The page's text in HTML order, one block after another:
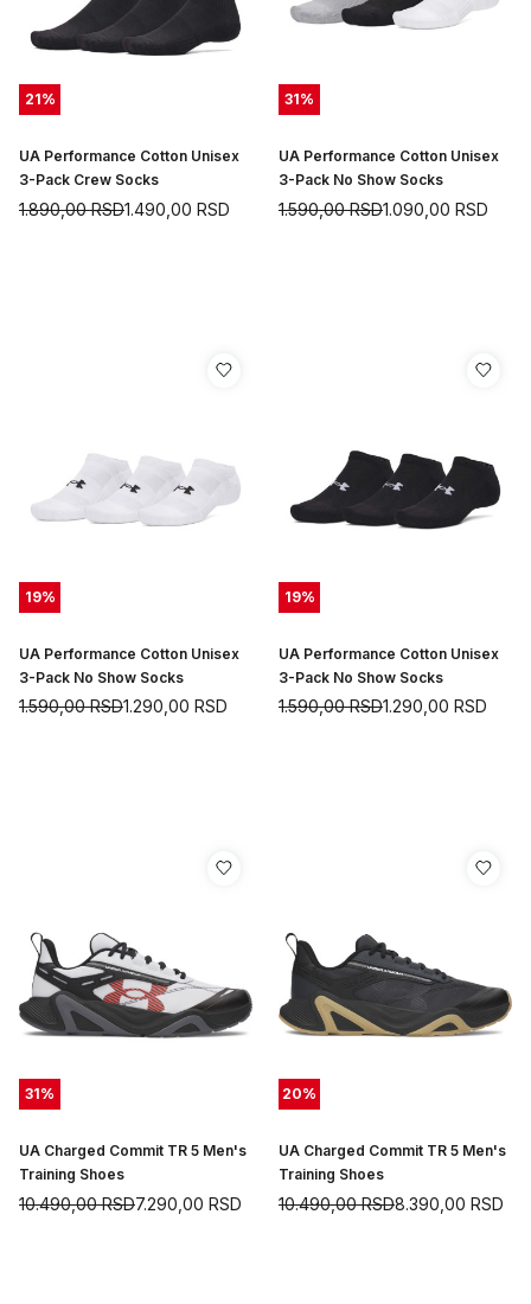
21%
UA Performance Cotton Unisex
3-Pack Crew Socks
1.490,00 RSD
1.890,00RSD
31%
UA Performance Cotton Unisex
3-Pack No Show Socks
1.090,00 RSD
1.590,00RSD
19%
UA Performance Cotton Unisex
3-Pack No Show Socks
1.290,00 RSD
1.590,00RSD
19%
UA Performance Cotton Unisex
3-Pack No Show Socks
1.290,00 RSD
1.590,00RSD
31%
UA Charged Commit TR 5 Men's
Training Shoes
7.290,00 RSD
10.490,00RSD
20%
UA Charged Commit TR 5 Men's
Training Shoes
8.390,00 RSD
10.490,00RSD